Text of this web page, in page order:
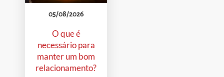
05/08/2026
O que é
necessário para
manter um bom
relacionamento?